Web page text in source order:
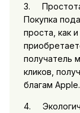
3. Простота
Покупка
проста, как
получатель
кликов,
благам Apple.
4.